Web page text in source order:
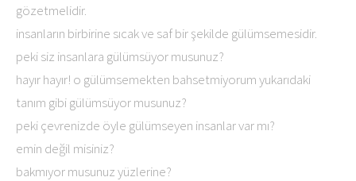
gözetmelidir.
insanların birbirine sıcak ve saf bir şekilde gülümsemesidir.
peki siz insanlara gülümsüyor musunuz?
hayır hayır! o gülümsemekten bahsetmiyorum yukarıdaki
tanım gibi gülümsüyor musunuz?
peki çevrenizde öyle gülümseyen insanlar var mı?
emin değil misiniz?
bakmıyor musunuz yüzlerine?